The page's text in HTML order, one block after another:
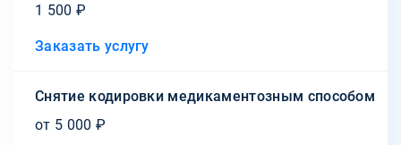
1 500 ₽
Заказать услугу
Снятие кодировки медикаментозным способом
от 5 000 ₽